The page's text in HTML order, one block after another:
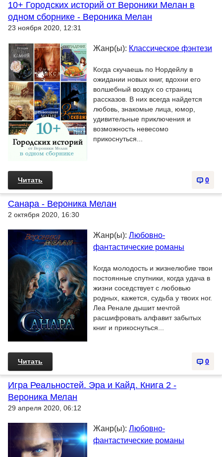
10+ Городских историй от Вероники Мелан в
одном сборнике - Вероника Мелан
23 ноября 2020, 12:31
Жанр(ы): Классическое фэнтези
Когда скучаешь по Нордейлу в
ожидании новых книг, вдохни его
волшебный воздух со страниц
рассказов. В них всегда найдется
любовь, знакомые лица, юмор,
удивительные приключения и
возможность невесомо
прикоснуться...
0
Читать
Санара - Вероника Мелан
2 октября 2020, 16:30
Жанр(ы): Любовно-
фантастические романы
Когда молодость и жизнелюбие твои
постоянные спутники, когда удача в
жизни соседствует с любовью
родных, кажется, судьба у твоих ног.
Леа Ренале дышит мечтой
расшифровать алфавит забытых
книг и прикоснуться...
0
Читать
Игра Реальностей. Эра и Кайд. Книга 2 -
Вероника Мелан
29 апреля 2020, 06:12
Жанр(ы): Любовно-
фантастические романы